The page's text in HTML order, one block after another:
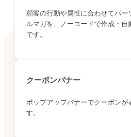
顧客の行動や属性に合わせてパー
ルマガを、ノーコードで作成・自
です。
クーポンバナー
ポップアップバナーでクーポンが
す。